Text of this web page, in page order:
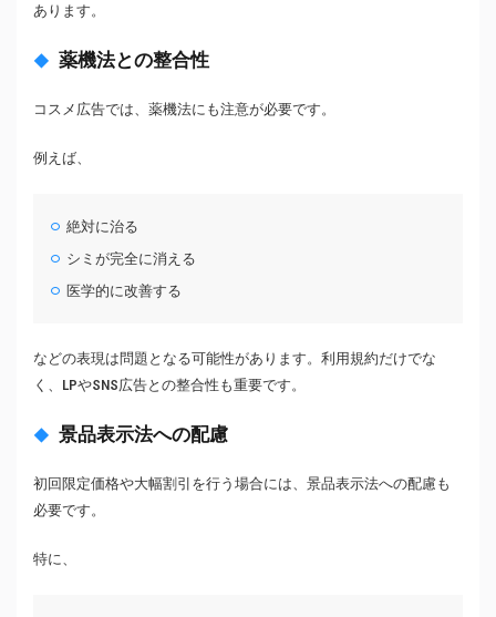
あります。
薬機法との整合性
コスメ広告では、薬機法にも注意が必要です。
例えば、
絶対に治る
シミが完全に消える
医学的に改善する
などの表現は問題となる可能性があります。利用規約だけでな
く、LPやSNS広告との整合性も重要です。
景品表示法への配慮
初回限定価格や大幅割引を行う場合には、景品表示法への配慮も
必要です。
特に、